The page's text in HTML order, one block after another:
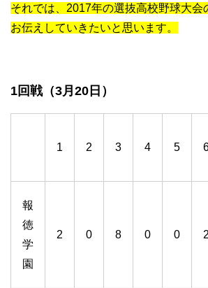
それでは、2017年の選抜高校野球大会
お伝えしていきたいと思います。
1回戦（3月20日）
1 2 3 4 5
報
徳
学
園
2 0 8 0 0 2